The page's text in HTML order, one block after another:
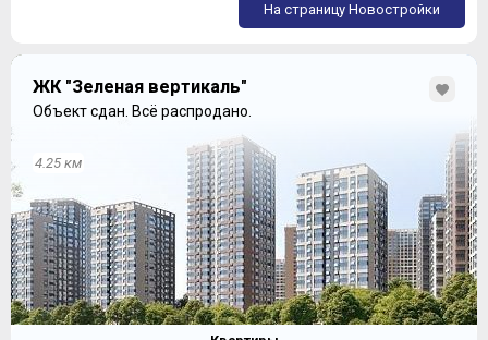
На страницу Новостройки
ЖК "Зеленая вертикаль"
Объект сдан. Всё распродано.
4.25 км